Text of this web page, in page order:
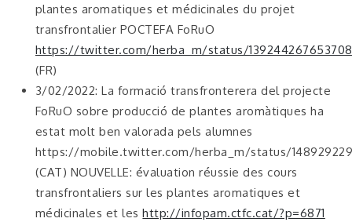
plantes aromatiques et médicinales du projet
transfrontalier POCTEFA FoRuO
https://twitter.com/herba_m/status/
(FR)
3/02/2022: La formació transfronterera del projecte
FoRuO sobre producció de plantes aromàtiques ha
estat molt ben valorada pels alumnes
https://mobile.twitter.com/herba_m/status/
(CAT) NOUVELLE: évaluation réussie des cours
transfrontaliers sur les plantes aromatiques et
médicinales et leshttp://infopam.ctfc.cat/?p=6871